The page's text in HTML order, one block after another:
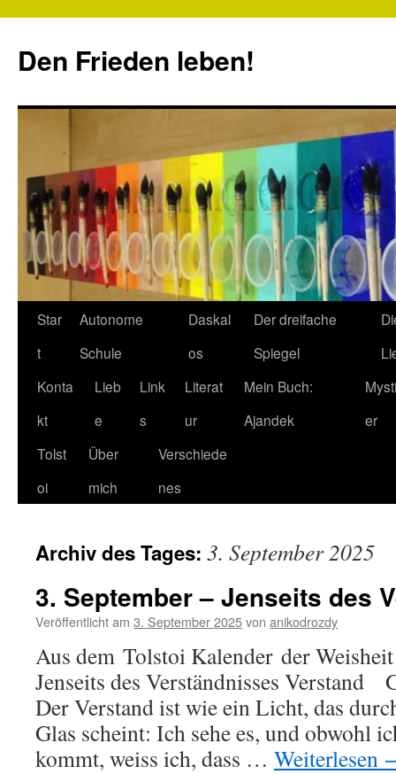
springen
Den Frieden leben!
Star
t
Autonome
Schule
Daskal
os
Der dreifache
Spiegel
Konta
kt
Lieb
e
Link
s
Literat
ur
Mein Buch:
Ajandek
er
Tolst
oi
Über
mich
Verschiede
nes
Archiv des Tages: 3. September 2025
3. September – Jenseits des
Veröffentlicht am 3. September 2025von anikodrozdy
Aus dem Tolstoi Kalender der
Jenseits des Verständnisses
Der Verstand ist wie ein Licht, das
Glas scheint: Ich sehe es, und obwohl
kommt, weiss ich, dass … Weiterlesen